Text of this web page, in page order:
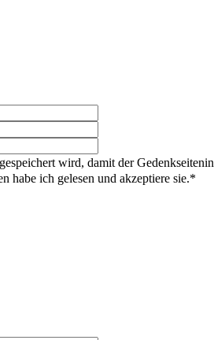
wird, damit der
habe ich gelesen und akzeptiere sie.